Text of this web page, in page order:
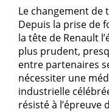
Le changement de
Depuis la prise de
la tête de Renault
plus prudent,
entre partenaires
nécessiter une
industrielle
résisté à l’épreuve